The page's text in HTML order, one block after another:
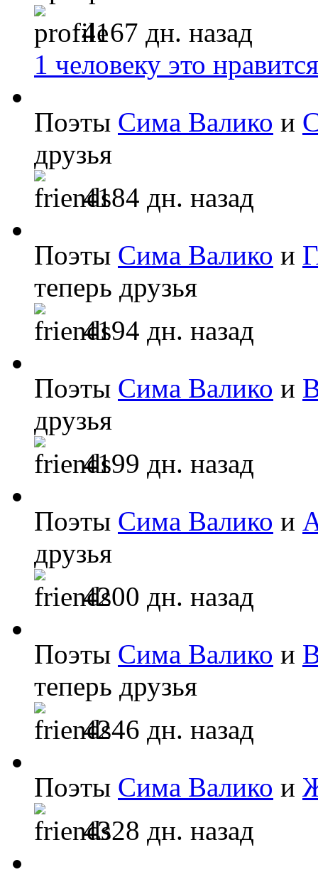
4167 дн. назад
1 человеку это нравится
Поэты Сима Валико и
друзья
4184 дн. назад
Поэты Сима Валико и
теперь друзья
4194 дн. назад
Поэты Сима Валико и
друзья
4199 дн. назад
Поэты Сима Валико и
друзья
4200 дн. назад
Поэты Сима Валико и
теперь друзья
4246 дн. назад
Поэты Сима Валико и
4328 дн. назад